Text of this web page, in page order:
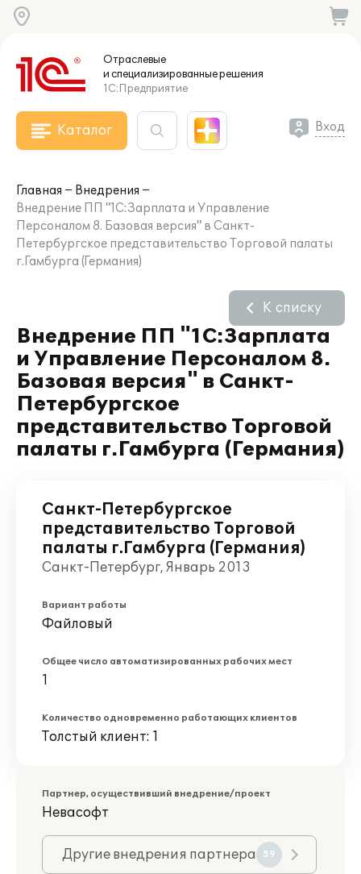
Отраслевые
и специализированныерешения
1С:Предприятие
Каталог Вход
Главная
Внедрения
Внедрение ПП "1С:Зарплата и Управление
Персоналом 8. Базовая версия" в Санкт-
Петербургское представительство Торговой палаты
г.Гамбурга (Германия)
Внедрение ПП "1С:Зарплата
и Управление Персоналом 8.
Базовая версия" в Санкт-
Петербургское
представительство Торговой
палаты г.Гамбурга (Германия)
К списку
Санкт-Петербургское
представительство Торговой
палаты г.Гамбурга (Германия)
Санкт-Петербург, Январь 2013
Вариант работы
Файловый
Общее число автоматизированных рабочих мест
1
Количество одновременно работающих клиентов
Толстый клиент: 1
Партнер, осуществивший внедрение/проект
Невасофт
Другие внедрения партнера 59